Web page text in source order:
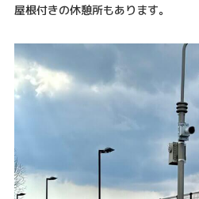
屋根付きの休憩所もあります。